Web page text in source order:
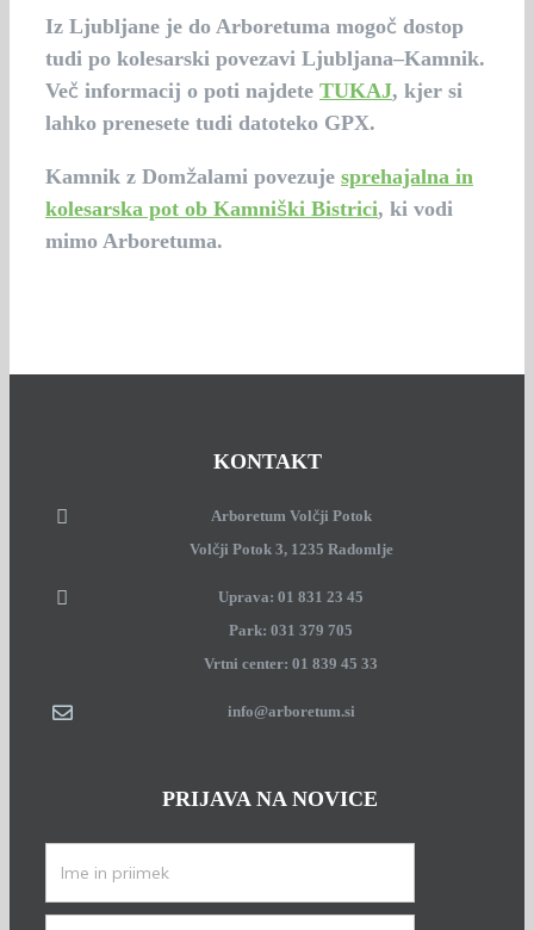
Iz Ljubljane je do Arboretuma mogoč dostop
tudi po kolesarski povezavi Ljubljana–Kamnik.
Več informacij o poti najdete TUKAJ, kjer si
lahko prenesete tudi datoteko GPX.
Kamnik z Domžalami povezuje sprehajalna in
kolesarska pot ob Kamniški Bistrici, ki vodi
mimo Arboretuma.
KONTAKT
Arboretum Volčji Potok
Volčji Potok 3, 1235 Radomlje
Uprava: 01 831 23 45
Park: 031 379 705
Vrtni center: 01 839 45 33
info@arboretum.si
PRIJAVA NA NOVICE